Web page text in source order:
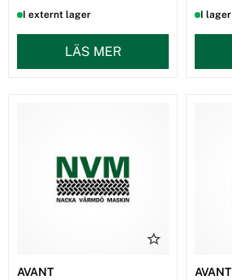
I externt lager
LÄS MER
I lager
AVANT
AVANT